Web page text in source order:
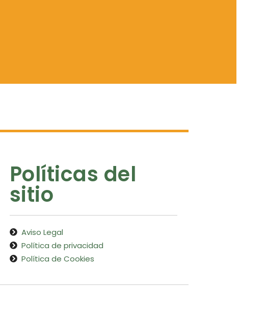
Políticas del
sitio
Aviso Legal
Política de privacidad
Política de Cookies